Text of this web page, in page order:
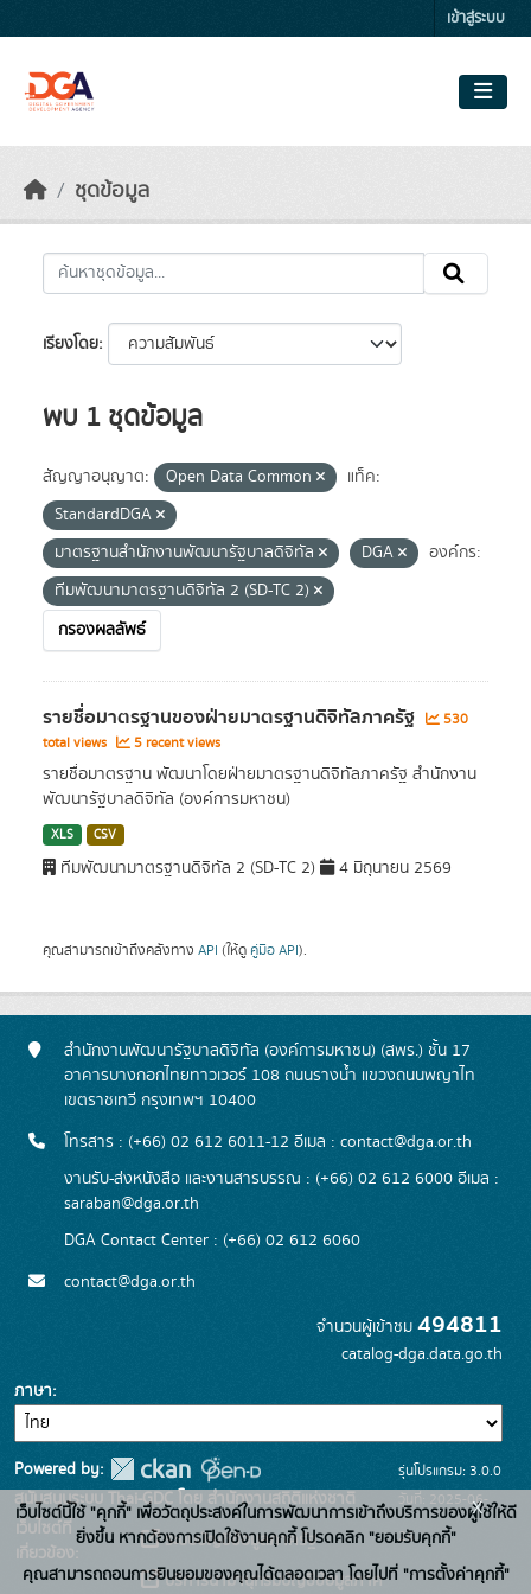
เข้าสู่ระบบ
ชุดข้อมูล
เรียงโดย
พบ 1 ชุดข้อมูล
สัญญาอนุญาต: Open Data Common
แท็ค:
StandardDGA
มาตรฐานสำนักงานพัฒนารัฐบาลดิจิทัล
DGA
องค์กร:
ทีมพัฒนามาตรฐานดิจิทัล 2 (SD-TC 2)
กรองผลลัพธ์
รายชื่อมาตรฐานของฝ่ายมาตรฐานดิจิทัลภาครัฐ
530
total views
5 recent views
รายชื่อมาตรฐาน พัฒนาโดยฝ่ายมาตรฐานดิจิทัลภาครัฐ สำนักงาน
พัฒนารัฐบาลดิจิทัล (องค์การมหาชน)
XLS CSV
ทีมพัฒนามาตรฐานดิจิทัล 2 (SD-TC 2) 4 มิถุนายน 2569
คุณสามารถเข้าถึงคลังทาง API (ให้ดู คู่มือ API).
สำนักงานพัฒนารัฐบาลดิจิทัล (องค์การมหาชน) (สพร.) ชั้น 17
อาคารบางกอกไทยทาวเวอร์ 108 ถนนรางน้ำ แขวงถนนพญาไท
เขตราชเทวี กรุงเทพฯ 10400
โทรสาร : (+66) 02 612 6011-12 อีเมล : contact@dga.or.th
งานรับ-ส่งหนังสือ และงานสารบรรณ : (+66) 02 612 6000 อีเมล :
saraban@dga.or.th
DGA Contact Center : (+66) 02 612 6060
contact@dga.or.th
จำนวนผู้เข้าชม 494811
catalog-dga.data.go.th
ภาษา
Powered by:
สนับสนุนระบบ Thai-GDC โดย สำนักงานสถิติแห่งชาติ
เว็บไซต์ที่
เกี่ยวข้อง:
ระบบบัญชีข้อมูลภาครัฐ
บริการนามานุกรมบัญชีข้อมูลภาค
รุ่นโปรแกรม: 3.0.0
วันที่: 2025-06-
26
เว็บไซต์นี้ใช้ "คุกกี้" เพื่อวัตถุประสงค์ในการพัฒนาการเข้าถึงบริการของผู้ใช้ให้ดี
ยิ่งขึ้น หากต้องการเปิดใช้งานคุกกี้ โปรดคลิก "ยอมรับคุกกี้"
คุณสามารถถอนการยินยอมของคุณได้ตลอดเวลา โดยไปที่ "การตั้งค่าคุกกี้"
x